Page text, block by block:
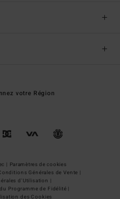
votre Région
| Paramètres de cookies
Générales de Vente |
d'Utilisation |
Programme de Fidélité |
des Cookies